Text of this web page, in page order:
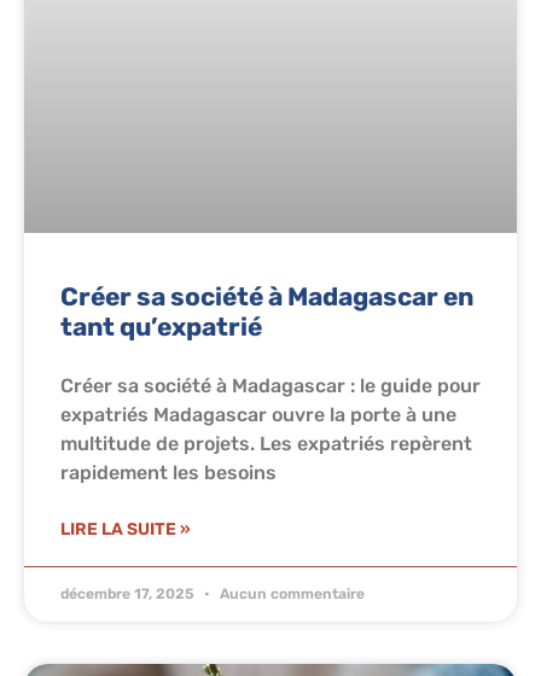
Créer sa société à Madagascar en
tant qu’expatrié
Créer sa société à Madagascar : le guide pour
expatriés Madagascar ouvre la porte à une
multitude de projets. Les expatriés repèrent
rapidement les besoins
LIRE LA SUITE »
décembre 17, 2025 Aucun commentaire